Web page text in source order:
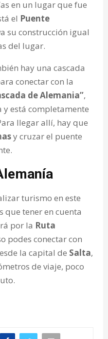
en un lugar que fue
el Puente
su construcción igual
del lugar.
hay una cascada
conectar con la
de Alemania”,
está completamente
llegar allí, hay que
y cruzar el puente
turismo en este
que tener en cuenta
por la Ruta
podes conectar con
la capital de Salta,
de viaje, poco